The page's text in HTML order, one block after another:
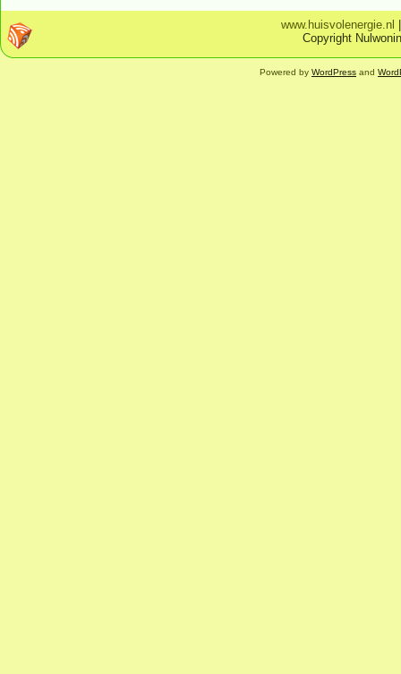
www.huisvolenergie.nl
Copyright
Powered by WordPress and